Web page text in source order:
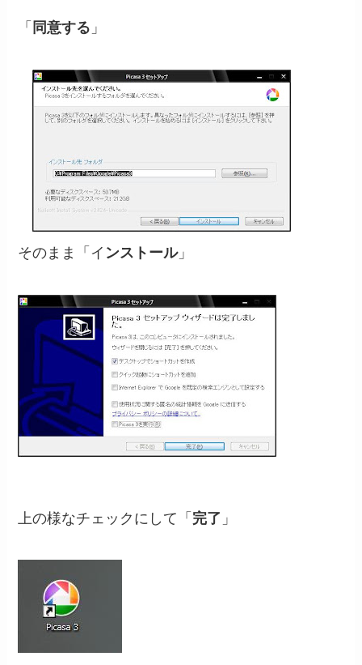
「 同意する 」
そのまま「イ ンストール」
上の様なチェックにして「 完了 」